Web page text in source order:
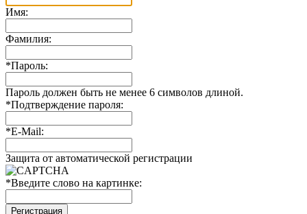
Имя:
Фамилия:
*Пароль:
Пароль должен быть не менее 6 символов длиной.
*Подтверждение пароля:
*E-Mail:
Защита от автоматической регистрации
*Введите слово на картинке: